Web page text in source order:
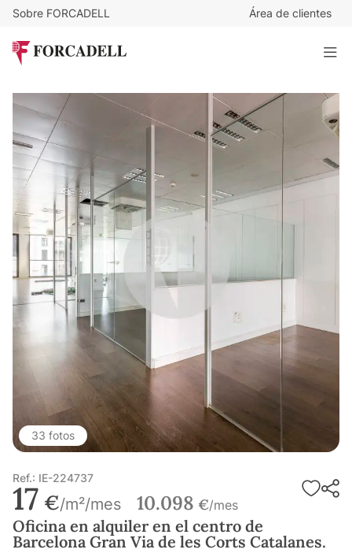
Sobre FORCADELL Área de clientes
Oficina en alquiler en el centro de Barcelona Gran Via de
les Corts Catalanes.
33 fotos
Ref.: IE-224737
17 €/m²/mes 10.098 €/mes
Oficina en alquiler en el centro de
Barcelona Gran Via de les Corts Catalanes.